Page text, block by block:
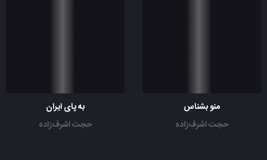
منو بشناس
حجت اشرف‌زاده
به پای ایران
حجت اشرف‌زاده